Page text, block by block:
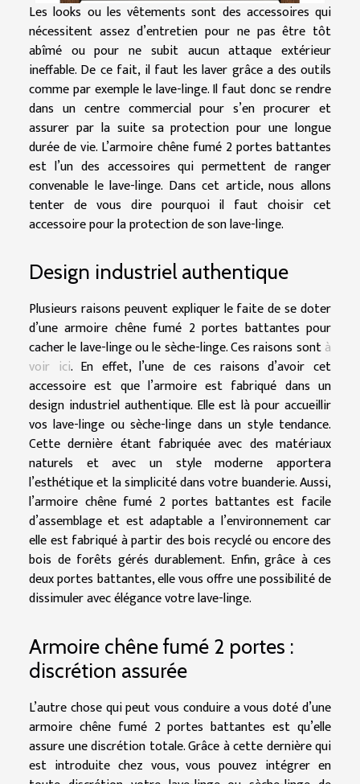
Les looks ou les vêtements sont des accessoires qui
nécessitent assez d’entretien pour ne pas être tôt
abîmé ou pour ne subit aucun attaque extérieur
ineffable. De ce fait, il faut les laver grâce a des outils
comme par exemple le lave-linge. Il faut donc se rendre
dans un centre commercial pour s’en procurer et
assurer par la suite sa protection pour une longue
durée de vie. L’armoire chêne fumé 2 portes battantes
est l’un des accessoires qui permettent de ranger
convenable le lave-linge. Dans cet article, nous allons
tenter de vous dire pourquoi il faut choisir cet
accessoire pour la protection de son lave-linge.
Design industriel authentique
Plusieurs raisons peuvent expliquer le faite de se doter
d’une armoire chêne fumé 2 portes battantes pour
cacher le lave-linge ou le sèche-linge. Ces raisons sontà
voir ici. En effet, l’une de ces raisons d’avoir cet
accessoire est que l’armoire est fabriqué dans un
design industriel authentique. Elle est là pour accueillir
vos lave-linge ou sèche-linge dans un style tendance.
Cette dernière étant fabriquée avec des matériaux
naturels et avec un style moderne apportera
l’esthétique et la simplicité dans votre buanderie. Aussi,
l’armoire chêne fumé 2 portes battantes est facile
d’assemblage et est adaptable a l’environnement car
elle est fabriqué à partir des bois recyclé ou encore des
bois de forêts gérés durablement. Enfin, grâce à ces
deux portes battantes, elle vous offre une possibilité de
dissimuler avec élégance votre lave-linge.
Armoire chêne fumé 2 portes :
discrétion assurée
L’autre chose qui peut vous conduire a vous doté d’une
armoire chêne fumé 2 portes battantes est qu’elle
assure une discrétion totale. Grâce à cette dernière qui
est introduite chez vous, vous pouvez intégrer en